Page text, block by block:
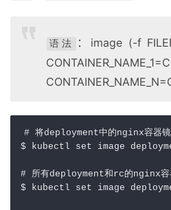
语法
：image (-f
# 将deployment中的nginx容器镜
$
kubectl set image
# 所有deployment和rc的nginx容
$
kubectl set image